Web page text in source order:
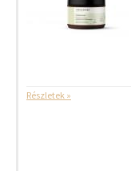
Részletek »